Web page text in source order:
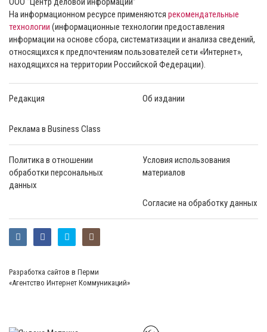
На информационном ресурсе применяются рекомендательные
технологии (информационные технологии предоставления
информации на основе сбора, систематизации и анализа сведений,
относящихся к предпочтениям пользователей сети «Интернет»,
находящихся на территории Российской Федерации).
Редакция Об издании
Реклама в Business Class
Политика в отношении
обработки персональных
данных
Условия использования
материалов
Согласие на обработку данных
Разработка сайтов в Перми
«Агентство Интернет Коммуникаций»